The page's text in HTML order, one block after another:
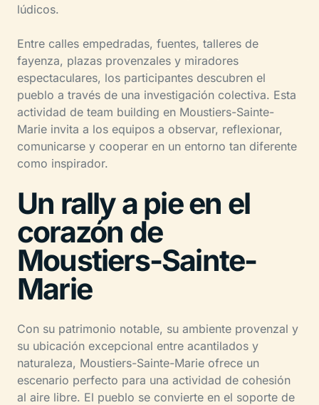
lúdicos.
Entre calles empedradas, fuentes, talleres de
fayenza, plazas provenzales y miradores
espectaculares, los participantes descubren el
pueblo a través de una investigación colectiva. Esta
actividad de team building en Moustiers-Sainte-
Marie invita a los equipos a observar, reflexionar,
comunicarse y cooperar en un entorno tan diferente
como inspirador.
Un rally a pie en el
corazón de
Moustiers-Sainte-
Marie
Con su patrimonio notable, su ambiente provenzal y
su ubicación excepcional entre acantilados y
naturaleza, Moustiers-Sainte-Marie ofrece un
escenario perfecto para una actividad de cohesión
al aire libre. El pueblo se convierte en el soporte de